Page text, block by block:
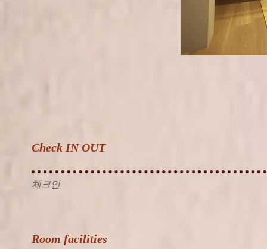
Check IN OUT
체크인
Room facilities